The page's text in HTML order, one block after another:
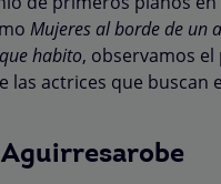
Mujeres al borde de un
habito, observamos
las actrices que buscan